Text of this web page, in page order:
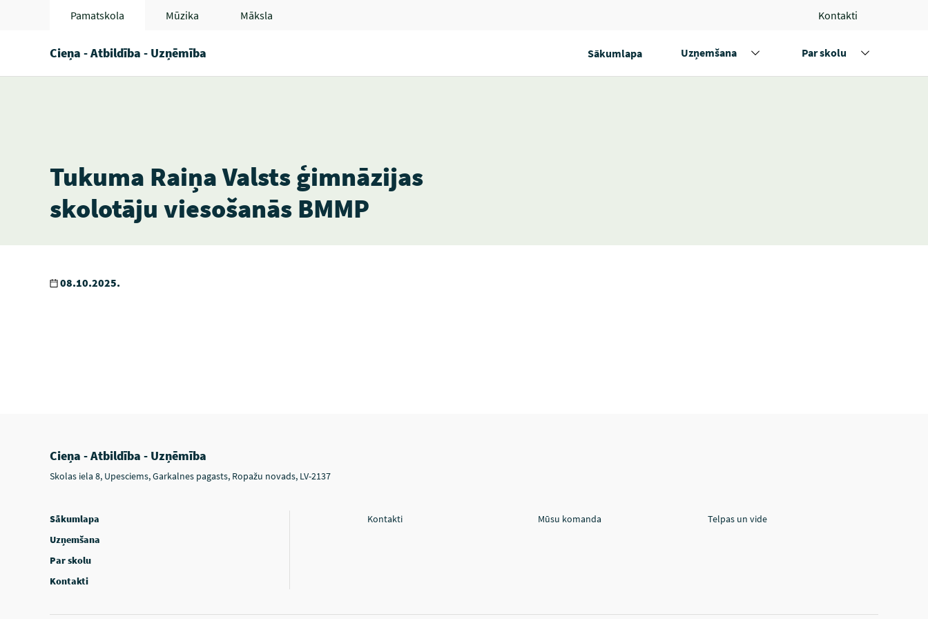
Pamatskola Mūzika Māksla Kontakti
Cieņa - Atbildība - Uzņēmība Sākumlapa Uzņemšana Par skolu
Tukuma Raiņa Valsts ģimnāzijas
skolotāju viesošanās BMMP
08.10.2025.
Cieņa - Atbildība - Uzņēmība
Skolas iela 8, Upesciems, Garkalnes pagasts, Ropažu novads, LV-2137
Sākumlapa
Uzņemšana
Par skolu
Kontakti
Kontakti Mūsu komanda Telpas un vide